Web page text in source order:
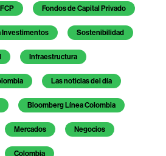
FCP Fondos de Capital Privado
Investimentos Sostenibilidad
Infraestructura
Las noticias del día
Bloomberg Línea Colombia
Mercados Negocios
Colombia